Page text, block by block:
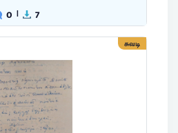
0 | 7
சுவடி